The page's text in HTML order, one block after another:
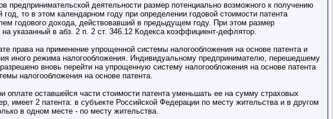
предпринимательской деятельности размер потенциально возможного к получению
то в этом календарном году при определении годовой стоимости патента
годового дохода, действовавший в предыдущем году. При этом размер
указанный в абз. 2 п. 2 ст. 346.12 Кодекса коэффициент-дефлятор.
права на применение упрощенной системы налогообложения на основе патента и
иного режима налогообложения. Индивидуальному предпринимателю, перешедшему
вновь перейти на упрощенную систему налогообложения на основе патента
налогообложения на основе патента.
оставшейся части стоимости патента уменьшать ее на сумму страховых
имеет 2 патента: в субъекте Российской Федерации по месту жительства и в другом
в одном месте - по месту жительства.